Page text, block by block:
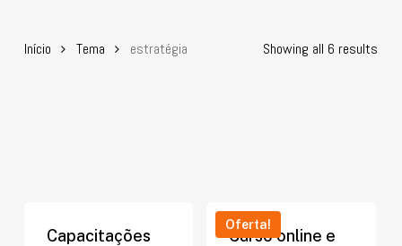
Showing all 6 results
Início Tema estratégia
Capacitações
Oferta!
Curso online e